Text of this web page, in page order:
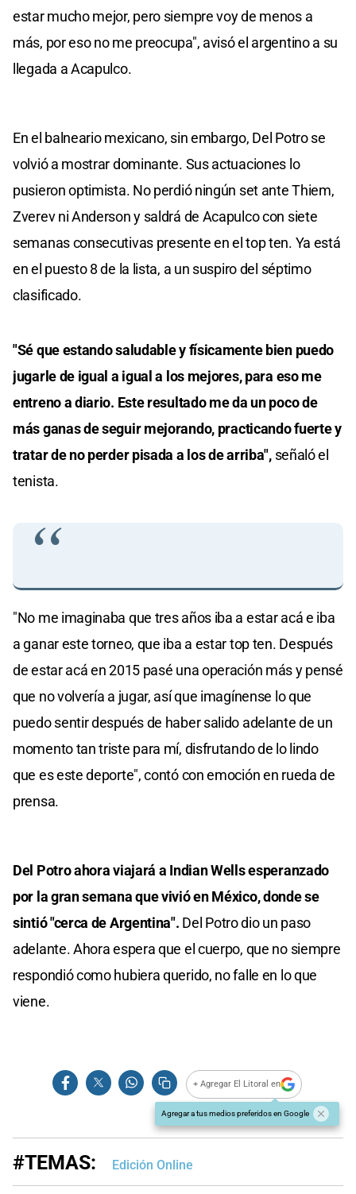
estar mucho mejor, pero siempre voy de menos a
más, por eso no me preocupa", avisó el argentino a su
llegada a Acapulco.
En el balneario mexicano, sin embargo, Del Potro se
volvió a mostrar dominante. Sus actuaciones lo
pusieron optimista. No perdió ningún set ante Thiem,
Zverev ni Anderson y saldrá de Acapulco con siete
semanas consecutivas presente en el top ten. Ya está
en el puesto 8 de la lista, a un suspiro del séptimo
clasificado.
"Sé que estando saludable y físicamente bien puedo
jugarle de igual a igual a los mejores, para eso me
entreno a diario. Este resultado me da un poco de
más ganas de seguir mejorando, practicando fuerte y
tratar de no perder pisada a los de arriba",señaló el
tenista.
"No me imaginaba que tres años iba a estar acá e iba
a ganar este torneo, que iba a estar top ten. Después
de estar acá en 2015 pasé una operación más y pensé
que no volvería a jugar, así que imagínense lo que
puedo sentir después de haber salido adelante de un
momento tan triste para mí, disfrutando de lo lindo
que es este deporte", contó con emoción en rueda de
prensa.
Del Potro ahora viajará a Indian Wells esperanzado
por la gran semana que vivió en México, donde se
sintió "cerca de Argentina". Del Potro dio un paso
adelante. Ahora espera que el cuerpo, que no siempre
respondió como hubiera querido, no falle en lo que
viene.
+ Agregar El Litoral en
Agregar a tus medios preferidos en Google
#TEMAS: Edición Online